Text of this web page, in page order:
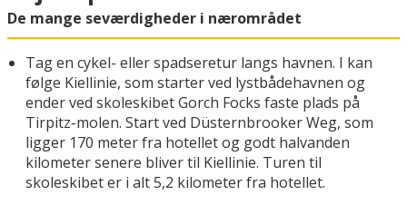
De mange seværdigheder i nærområdet
Tag en cykel- eller spadseretur langs havnen. I kan
følge Kiellinie, som starter ved lystbådehavnen og
ender ved skoleskibet Gorch Focks faste plads på
Tirpitz-molen. Start ved Düsternbrooker Weg, som
ligger 170 meter fra hotellet og godt halvanden
kilometer senere bliver til Kiellinie. Turen til
skoleskibet er i alt 5,2 kilometer fra hotellet.